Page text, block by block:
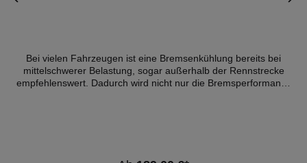
Bei vielen Fahrzeugen ist eine Bremsenkühlung bereits bei
mittelschwerer Belastung, sogar außerhalb der Rennstrecke
empfehlenswert. Dadurch wird nicht nur die Bremsperformance